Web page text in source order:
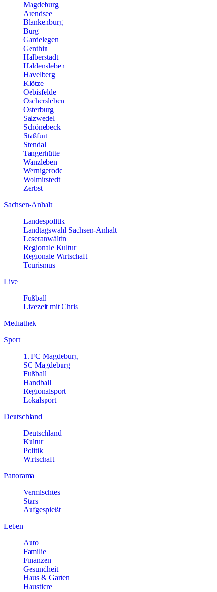
Magdeburg
Arendsee
Blankenburg
Burg
Gardelegen
Genthin
Halberstadt
Haldensleben
Havelberg
Klötze
Oebisfelde
Oschersleben
Osterburg
Salzwedel
Schönebeck
Staßfurt
Stendal
Tangerhütte
Wanzleben
Wernigerode
Wolmirstedt
Zerbst
Sachsen-Anhalt
Landespolitik
Landtagswahl Sachsen-Anhalt
Leseranwältin
Regionale Kultur
Regionale Wirtschaft
Tourismus
Live
Fußball
Livezeit mit Chris
Mediathek
Sport
1. FC Magdeburg
SC Magdeburg
Fußball
Handball
Regionalsport
Lokalsport
Deutschland
Deutschland
Kultur
Politik
Wirtschaft
Panorama
Vermischtes
Stars
Aufgespießt
Leben
Auto
Familie
Finanzen
Gesundheit
Haus & Garten
Haustiere